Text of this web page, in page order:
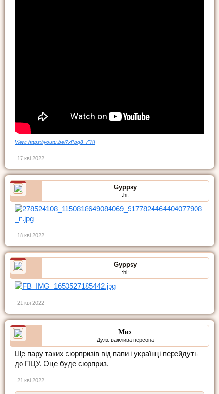
View: https://youtu.be/7xPpq8_rFKI
17 кві 2022
Gyppsy
:hi:
18 кві 2022
Gyppsy
:hi:
21 кві 2022
Мих
Дуже важлива персона
Ще пару таких сюрпризів від папи і українці перейдуть
до ПЦУ. Оце буде сюрприз.
21 кві 2022